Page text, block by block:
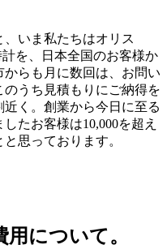
いま私たちはオリス
計を、日本全国のお客様か
らも月に数回は、お問い
うち見積もりにご納得を
く。創業から今日に至る
たお客様は10,000を超え
思っております。
について。